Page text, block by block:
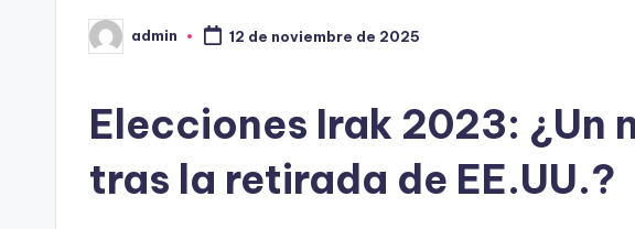
Publicado
por
admin 12 de noviembre de 2025
Elecciones Irak 2023: ¿Un
tras la retirada de EE.UU.?